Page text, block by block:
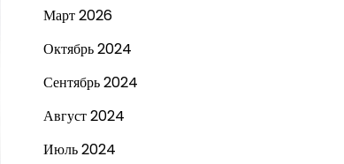
Март 2026
Октябрь 2024
Сентябрь 2024
Август 2024
Июль 2024